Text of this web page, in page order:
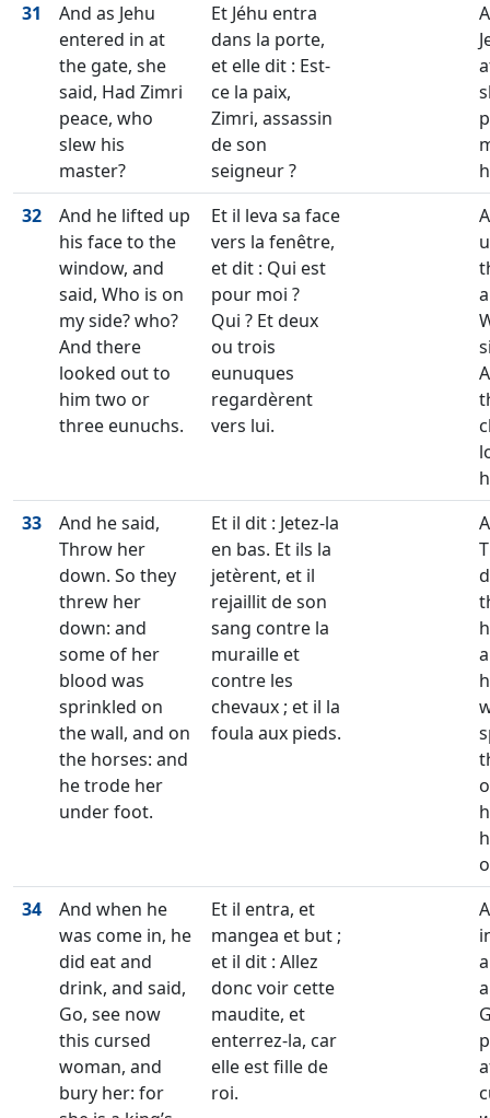
31
And as Jehu
entered in at
the gate, she
said, Had Zimri
peace, who
slew his
master?
Et Jéhu entra
dans la porte,
et elle dit : Est-
ce la paix,
Zimri, assassin
de son
seigneur ?
32
And he lifted up
his face to the
window, and
said, Who is on
my side? who?
And there
looked out to
him two or
three eunuchs.
Et il leva sa face
vers la fenêtre,
et dit : Qui est
pour moi ?
Qui ? Et deux
ou trois
eunuques
regardèrent
vers lui.
33
And he said,
Throw her
down. So they
threw her
down: and
some of her
blood was
sprinkled on
the wall, and on
the horses: and
he trode her
under foot.
Et il dit : Jetez-la
en bas. Et ils la
jetèrent, et il
rejaillit de son
sang contre la
muraille et
contre les
chevaux ; et il la
foula aux pieds.
34
And when he
was come in, he
did eat and
drink, and said,
Go, see now
this cursed
woman, and
bury her: for
Et il entra, et
mangea et but ;
et il dit : Allez
donc voir cette
maudite, et
enterrez-la, car
elle est fille de
roi.